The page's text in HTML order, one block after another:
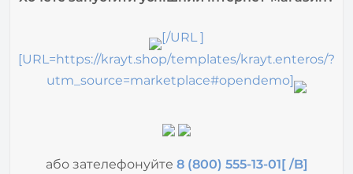
[URL=https://krayt.shop/templates/krayt.enteros/?
utm_source=marketplace#opendemo]
або зателефонуйте 8 (800) 555-13-01[ /B]
(безкоштовно)